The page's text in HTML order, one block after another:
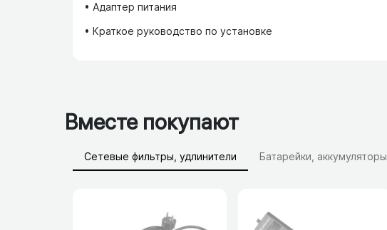
• Адаптер питания
• Краткое руководство по установке
Вместе покупают
Сетевые фильтры, удлинители Батарейки, аккумуляторы